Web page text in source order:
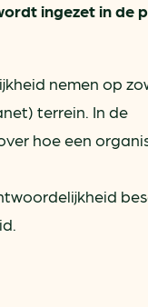
ingezet in de
nemen op
terrein. In de
hoe een